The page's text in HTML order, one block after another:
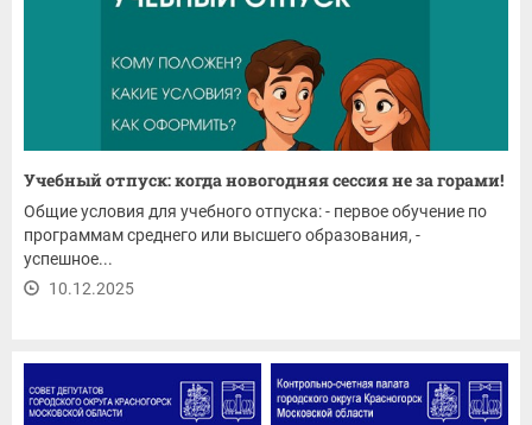
Учебный отпуск: когда новогодняя сессия не за горами!
Общие условия для учебного отпуска: - первое обучение по
программам среднего или высшего образования, -
успешное...
10.12.2025